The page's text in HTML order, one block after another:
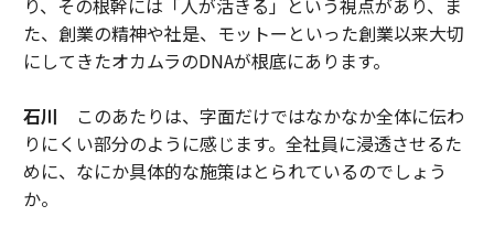
た、創業の精神や社是、モットーといった創業以来大切
にしてきたオカムラのDNAが根底にあります。
石川 このあたりは、字面だけではなかなか全体に伝わ
りにくい部分のように感じます。全社員に浸透させるた
めに、なにか具体的な施策はとられているのでしょう
か。